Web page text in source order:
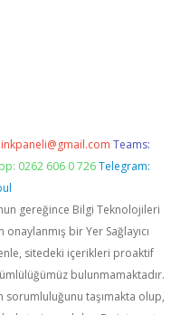
Teams:
0262 606 0 726 Telegram:
gereğince Bilgi Teknolojileri
bir Yer Sağlayıcı
sitedeki içerikleri proaktif
bulunmamaktadır.
sorumluluğunu taşımakta olup,